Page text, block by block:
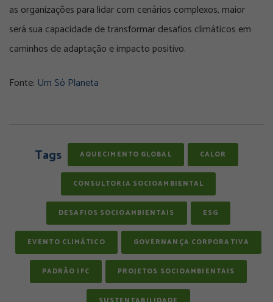
as organizações para lidar com cenários complexos, maior
será sua capacidade de transformar desafios climáticos em
caminhos de adaptação e impacto positivo.
Fonte: Um Só Planeta
Tags AQUECIMENTO GLOBAL CALOR
CONSULTORIA SOCIOAMBIENTAL
DESAFIOS SOCIOAMBIENTAIS ESG
EVENTO CLIMÁTICO GOVERNANÇA CORPORATIVA
PADRÃO IFC PROJETOS SOCIOAMBIENTAIS